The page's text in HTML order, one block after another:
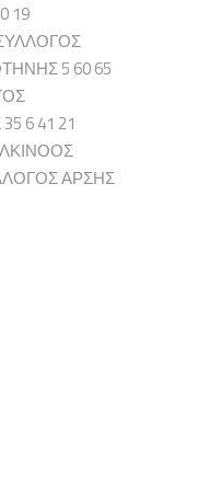
19
5 60 65
6 41 21
ΑΡΣΗΣ